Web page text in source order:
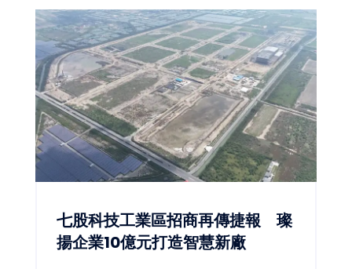
思維，成功打造兼具停車、景觀、防災與人本設
計的公共工程，今年更於「2026國家卓越建設
獎」一舉榮獲3項金質獎、1項優質獎，再次展現
嘉義市推動高品質公共建設的卓越成果，也獲得
專業評審一致肯定。
七股科技工業區招商再傳捷報 璨
揚企業10億元打造智慧新廠